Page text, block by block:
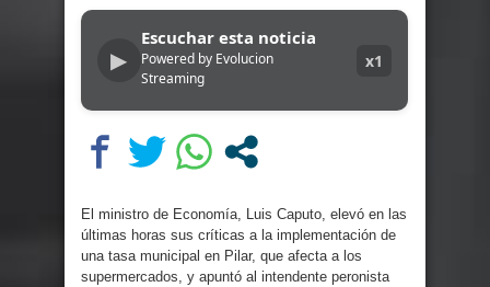
▶
Escuchar esta noticia
Powered by Evolucion
Streaming
x1
El ministro de Economía, Luis Caputo, elevó en las
últimas horas sus críticas a la implementación de
una tasa municipal en Pilar, que afecta a los
supermercados, y apuntó al intendente peronista